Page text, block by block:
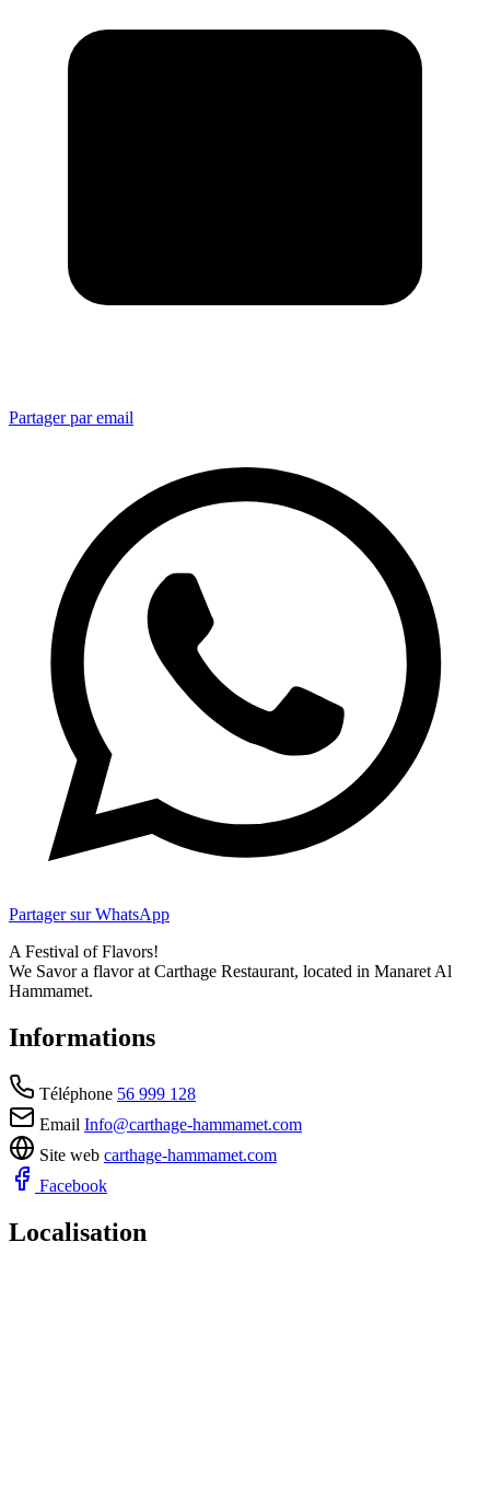
Partager par email
Partager sur WhatsApp
A Festival of Flavors!
We Savor a flavor at Carthage Restaurant, located in Manaret Al
Hammamet.
Informations
Téléphone 56 999 128
Email Info@carthage-hammamet.com
Site web carthage-hammamet.com
Facebook
Localisation